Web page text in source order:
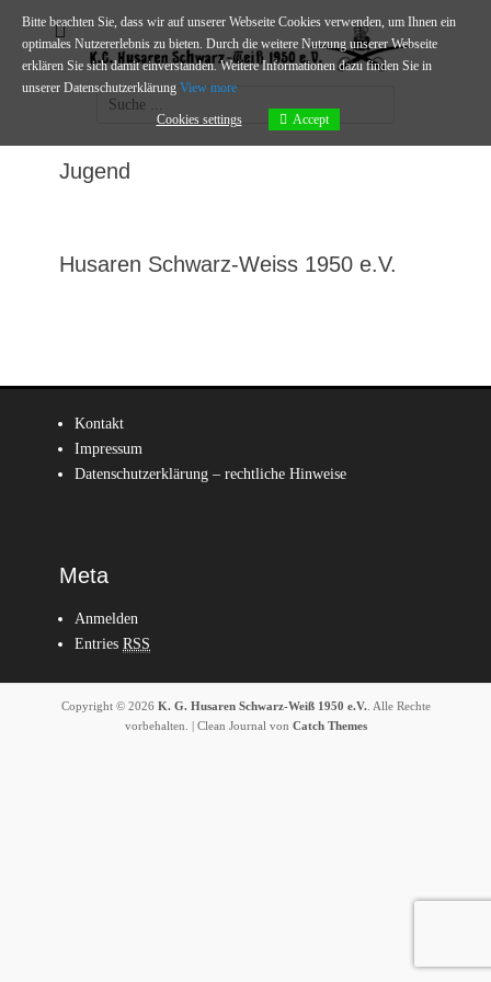
springen
K. G. Husaren
Schwarz-Weiß 1950
HSW - Logo
Suchen
Jugend
Husaren Schwarz-Weiss 1950 e.V.
Kontakt
Impressum
Datenschutzerklärung – rechtliche Hinweise
Meta
Anmelden
Entries RSS
Copyright © 2026 K. G. Husaren Schwarz-Weiß 1950 e.V. . Alle Rechte
vorbehalten. | Clean Journal von Catch Themes
Bitte beachten Sie, dass wir auf unserer Webseite Cookies verwenden, um Ihnen ein
optimales Nutzererlebnis zu bieten. Durch die weitere Nutzung unserer Webseite
erklären Sie sich damit einverstanden. Weitere Informationen dazu finden Sie in
unserer Datenschutzerklärung View more
Cookies settings Accept